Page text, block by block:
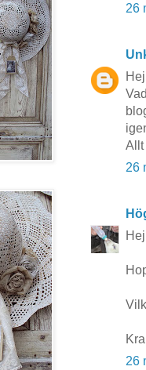
26
Allt
26
26